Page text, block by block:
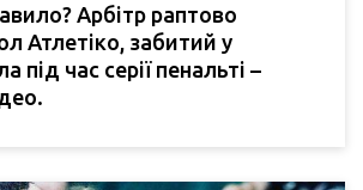
Арбітр раптово
Атлетіко, забитий у
під час серії пенальті –